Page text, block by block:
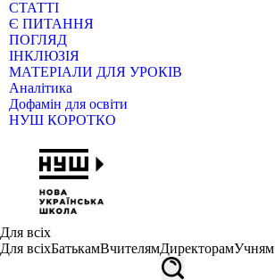
СТАТТІ
Є ПИТАННЯ
ПОГЛЯД
ІНКЛЮЗІЯ
МАТЕРІАЛИ ДЛЯ УРОКІВ
Аналітика
Дофамін для освіти
НУШ КОРОТКО
Для всіх
Для всіхБатькамВчителямДиректорамУчням